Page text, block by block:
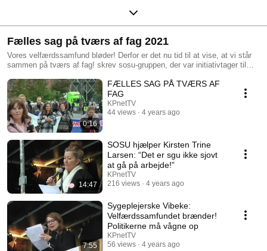
Fælles sag på tværs af fag 2021
Vores velfærdssamfund bløder! Derfor er det nu tid til at vise, at vi står
sammen på tværs af fag! skrev sosu-gruppen, der var initiativtager til
tværs af fag”
0:16
FÆLLES SAG PÅ TVÆRS AF
FAG
KPnetTV
44 views
4 years ago
14:47
SOSU hjælper Kirsten Trine
Larsen: “Det er sgu ikke sjovt
at gå på arbejde!”
KPnetTV
216 views
4 years ago
7:55
Sygeplejerske Vibeke:
Velfærdssamfundet brænder!
Politikerne må vågne op
KPnetTV
56 views
4 years ago